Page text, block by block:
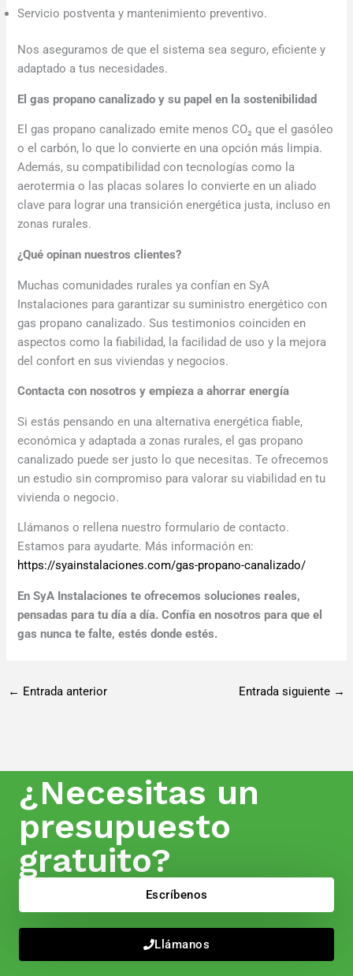
Servicio postventa y mantenimiento preventivo.
Nos aseguramos de que el sistema sea seguro, eficiente y
adaptado a tus necesidades.
El gas propano canalizado y su papel en la sostenibilidad
El gas propano canalizado emite menos CO₂ que el gasóleo
o el carbón, lo que lo convierte en una opción más limpia.
Además, su compatibilidad con tecnologías como la
aerotermia o las placas solares lo convierte en un aliado
clave para lograr una transición energética justa, incluso en
zonas rurales.
¿Qué opinan nuestros clientes?
Muchas comunidades rurales ya confían en SyA
Instalaciones para garantizar su suministro energético con
gas propano canalizado. Sus testimonios coinciden en
aspectos como la fiabilidad, la facilidad de uso y la mejora
del confort en sus viviendas y negocios.
Contacta con nosotros y empieza a ahorrar energía
Si estás pensando en una alternativa energética fiable,
económica y adaptada a zonas rurales, el gas propano
canalizado puede ser justo lo que necesitas. Te ofrecemos
un estudio sin compromiso para valorar su viabilidad en tu
vivienda o negocio.
Llámanos o rellena nuestro formulario de contacto.
Estamos para ayudarte. Más información en:
https://syainstalaciones.com/gas-propano-canalizado/
En SyA Instalaciones te ofrecemos soluciones reales,
pensadas para tu día a día. Confía en nosotros para que el
gas nunca te falte, estés donde estés.
← Entrada anterior Entrada siguiente →
¿Necesitas un
presupuesto
gratuito?
Escríbenos
Llámanos